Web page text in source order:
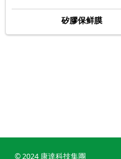
矽膠保鲜膜
© 2024 康達科技集團